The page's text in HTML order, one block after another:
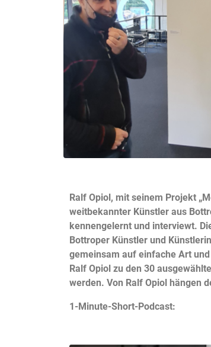
Ralf Opiol, mit seinem Projekt
weitbekannter Künstler aus
kennengelernt und interviewt.
Bottroper Künstler und
gemeinsam auf einfache Art
Ralf Opiol zu den 30
werden. Von Ralf Opiol hängen
1-Minute-Short-Podcast: